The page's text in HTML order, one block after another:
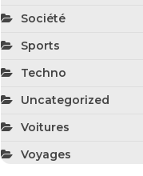
Société
Sports
Techno
Uncategorized
Voitures
Voyages